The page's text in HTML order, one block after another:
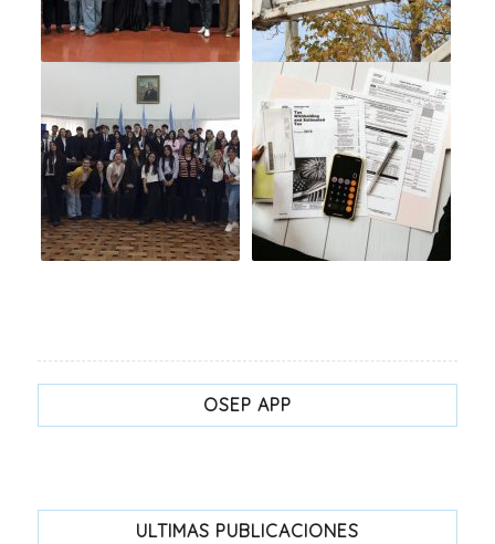
OSEP APP
ULTIMAS PUBLICACIONES